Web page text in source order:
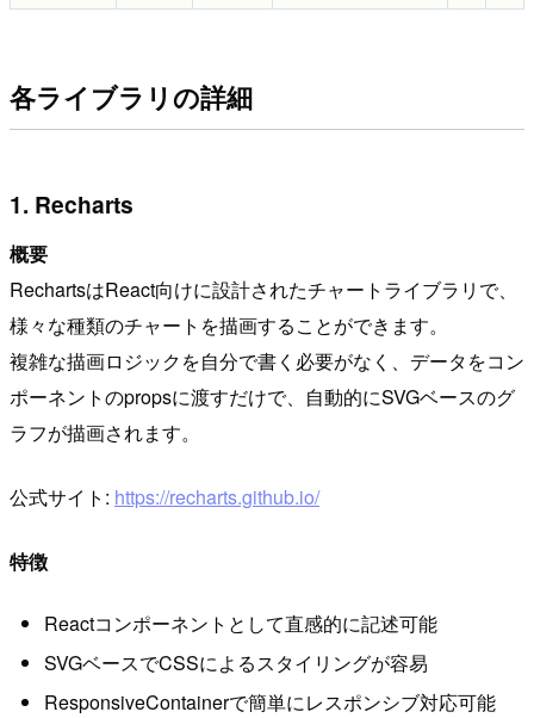
各ライブラリの詳細
1. Recharts
概要
RechartsはReact向けに設計されたチャートライブラリで、
様々な種類のチャートを描画することができます。
複雑な描画ロジックを自分で書く必要がなく、データをコン
ポーネントのpropsに渡すだけで、自動的にSVGベースのグ
ラフが描画されます。
公式サイト: https://recharts.github.io/
特徴
Reactコンポーネントとして直感的に記述可能
SVGベースでCSSによるスタイリングが容易
ResponsiveContainerで簡単にレスポンシブ対応可能